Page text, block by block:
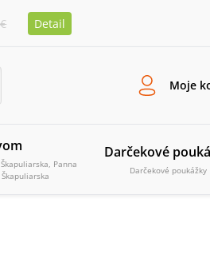
Detail
Moje
Panna
Darčekové
Darčekové poukážky